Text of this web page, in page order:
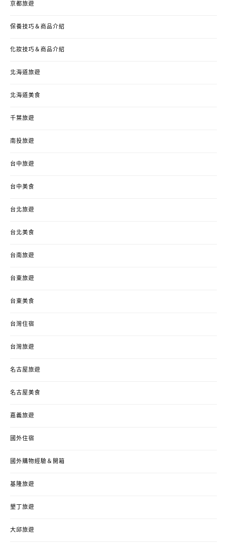
京都旅遊
保養技巧＆商品介紹
化妝技巧＆商品介紹
北海道旅遊
北海道美食
千葉旅遊
南投旅遊
台中旅遊
台中美食
台北旅遊
台北美食
台南旅遊
台東旅遊
台東美食
台灣住宿
台灣旅遊
名古屋旅遊
名古屋美食
嘉義旅遊
國外住宿
國外購物經驗＆開箱
基隆旅遊
墾丁旅遊
大邱旅遊